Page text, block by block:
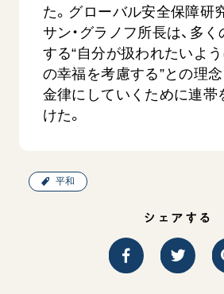
SDGs 平和
証言 広島
た。グローバル安全保障研
サン・グラノフ所長は、多
する“自分が扱われたいよ
の幸福を考慮する”との理
金律にしていくために連帯
けた。
平和
シェアする